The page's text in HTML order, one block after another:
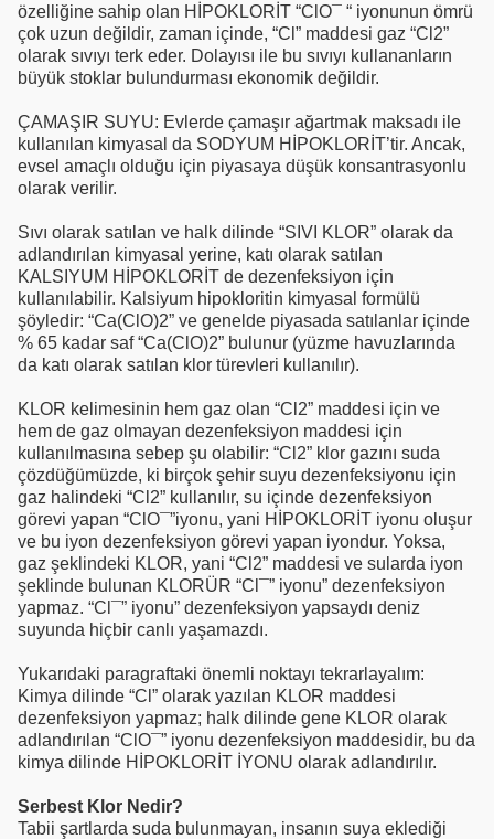
özelliğine sahip olan HİPOKLORİT “ClO¯ “ iyonunun ömrü
çok uzun değildir, zaman içinde, “Cl” maddesi gaz “Cl2”
olarak sıvıyı terk eder. Dolayısı ile bu sıvıyı kullananların
büyük stoklar bulundurması ekonomik değildir.
ÇAMAŞIR SUYU: Evlerde çamaşır ağartmak maksadı ile
kullanılan kimyasal da SODYUM HİPOKLORİT’tir. Ancak,
evsel amaçlı olduğu için piyasaya düşük konsantrasyonlu
olarak verilir.
Sıvı olarak satılan ve halk dilinde “SIVI KLOR” olarak da
adlandırılan kimyasal yerine, katı olarak satılan
KALSIYUM HİPOKLORİT de dezenfeksiyon için
kullanılabilir. Kalsiyum hipokloritin kimyasal formülü
şöyledir: “Ca(ClO)2” ve genelde piyasada satılanlar içinde
% 65 kadar saf “Ca(ClO)2” bulunur (yüzme havuzlarında
da katı olarak satılan klor türevleri kullanılır).
KLOR kelimesinin hem gaz olan “Cl2” maddesi için ve
hem de gaz olmayan dezenfeksiyon maddesi için
kullanılmasına sebep şu olabilir: “Cl2” klor gazını suda
çözdüğümüzde, ki birçok şehir suyu dezenfeksiyonu için
gaz halindeki “Cl2” kullanılır, su içinde dezenfeksiyon
görevi yapan “ClO¯”iyonu, yani HİPOKLORİT iyonu oluşur
ve bu iyon dezenfeksiyon görevi yapan iyondur. Yoksa,
gaz şeklindeki KLOR, yani “Cl2” maddesi ve sularda iyon
şeklinde bulunan KLORÜR “Cl¯” iyonu” dezenfeksiyon
yapmaz. “Cl¯” iyonu” dezenfeksiyon yapsaydı deniz
suyunda hiçbir canlı yaşamazdı.
Yukarıdaki paragraftaki önemli noktayı tekrarlayalım:
Kimya dilinde “Cl” olarak yazılan KLOR maddesi
dezenfeksiyon yapmaz; halk dilinde gene KLOR olarak
adlandırılan “ClO¯” iyonu dezenfeksiyon maddesidir, bu da
kimya dilinde HİPOKLORİT İYONU olarak adlandırılır.
Serbest Klor Nedir?
Tabii şartlarda suda bulunmayan, insanın suya eklediği